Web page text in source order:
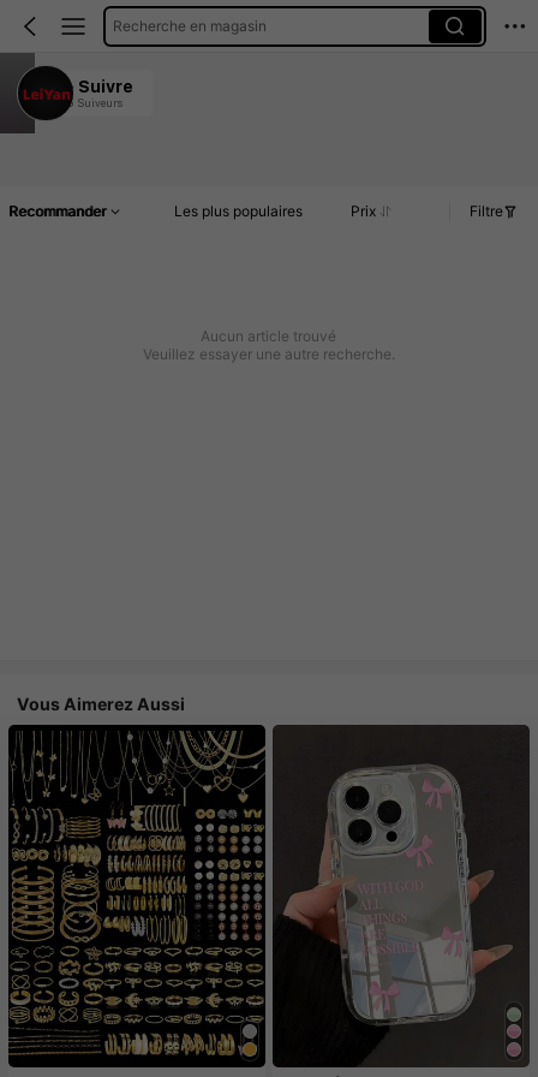
Recherche en magasin
LeiYan
4.70
Suivre
5 Suiveurs
Recommander Les plus populaires Prix Filtre
Aucun article trouvé
Veuillez essayer une autre recherche.
Vous Aimerez Aussi